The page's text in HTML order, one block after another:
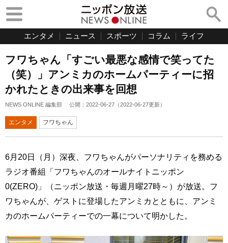
エンタメ ニュース スポーツ コラム ライフ
フワちゃん「すごい最悪な感情で笑ってた
（笑）」アンミカのホームパーティーに招
かれたときの出来事を回想
NEWS ONLINE 編集部 公開： 2022-06-27 （2022-06-27更新）
エンタメ フワちゃん
6月20日（月）深夜、フワちゃんがパーソナリティを務める
ラジオ番組「フワちゃんのオールナイトニッポン
0(ZERO)」（ニッポン放送・毎週月曜27時～）が放送。フ
ワちゃんが、ゲストに登場したアンミカとともに、アンミ
カのホームパーティーでの一幕について明かした。